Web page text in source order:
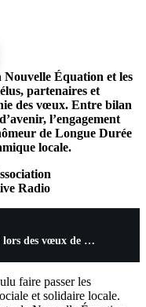
Nouvelle Équation et les
partenaires et
des vœux. Entre bilan
l’engagement
de Longue Durée
locale.
Radio
Un front uni pour l’emploi lors des vœux de Nouvelle Équation et des EBE
faire passer les
et solidaire locale.